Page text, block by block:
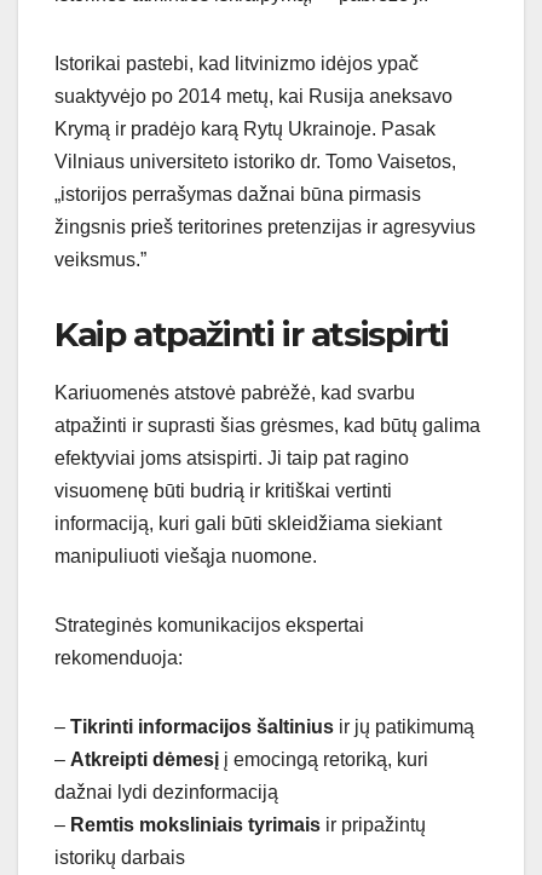
Istorikai pastebi, kad litvinizmo idėjos ypač
suaktyvėjo po 2014 metų, kai Rusija aneksavo
Krymą ir pradėjo karą Rytų Ukrainoje. Pasak
Vilniaus universiteto istoriko dr. Tomo Vaisetos,
„istorijos perrašymas dažnai būna pirmasis
žingsnis prieš teritorines pretenzijas ir agresyvius
veiksmus.”
Kaip atpažinti ir atsispirti
Kariuomenės atstovė pabrėžė, kad svarbu
atpažinti ir suprasti šias grėsmes, kad būtų galima
efektyviai joms atsispirti. Ji taip pat ragino
visuomenę būti budrią ir kritiškai vertinti
informaciją, kuri gali būti skleidžiama siekiant
manipuliuoti viešąja nuomone.
Strateginės komunikacijos ekspertai
rekomenduoja:
– Tikrinti informacijos šaltinius ir jų patikimumą
– Atkreipti dėmesį į emocingą retoriką, kuri
dažnai lydi dezinformaciją
– Remtis moksliniais tyrimais ir pripažintų
istorikų darbais